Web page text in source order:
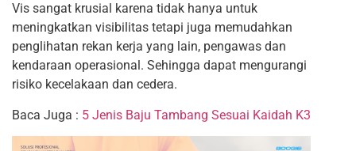
Vis sangat krusial karena tidak hanya untuk
meningkatkan visibilitas tetapi juga memudahkan
penglihatan rekan kerja yang lain, pengawas dan
kendaraan operasional. Sehingga dapat mengurangi
risiko kecelakaan dan cedera.
Baca Juga : 5 Jenis Baju Tambang Sesuai Kaidah K3